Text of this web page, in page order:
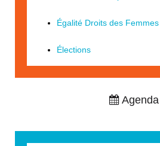
Égalité Droits des Femmes
Élections
Agenda